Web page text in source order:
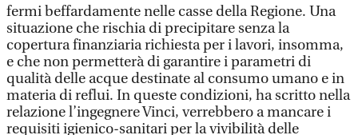
fermi beffardamente nelle casse della Regione. Una
situazione che rischia di precipitare senza la
copertura finanziaria richiesta per i lavori, insomma,
e che non permetterà di garantire i parametri di
qualità delle acque destinate al consumo umano e in
materia di reflui. In queste condizioni, ha scritto nella
relazione l’ingegnere Vinci, verrebbero a mancare i
requisiti igienico-sanitari per la vivibilità delle